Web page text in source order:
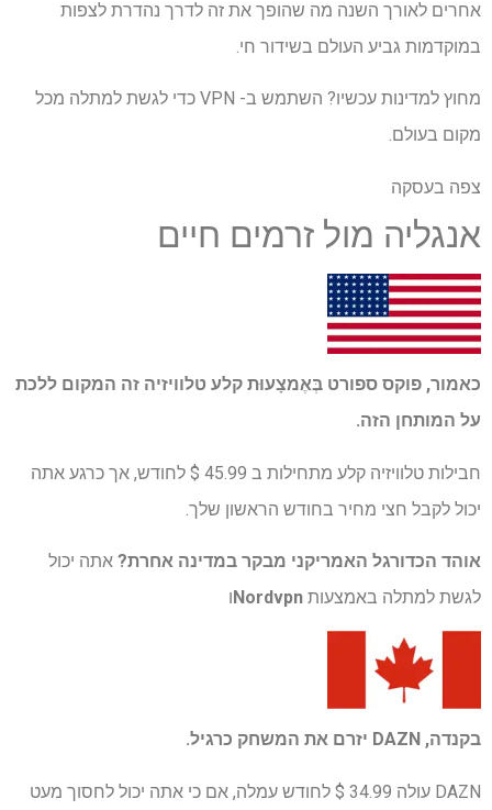
אחרים לאורך השנה מה שהופך את זה לדרך נהדרת לצפות
במוקדמות גביע העולם בשידור חי.
מחוץ למדינות עכשיו? השתמש ב- VPN כדי לגשת למתלה מכל
מקום בעולם.
צפה בעסקה
אנגליה מול זרמים חיים
כאמור, פוקס ספורט בְּאֶמצָעוּת קלע טלוויזיה זה המקום ללכת
על המותחן הזה.
חבילות טלוויזיה קלע מתחילות ב 45.99 $ לחודש, אך כרגע אתה
יכול לקבל חצי מחיר בחודש הראשון שלך.
אוהד הכדורגל האמריקני מבקר במדינה אחרת? אתה יכול
לגשת למתלה באמצעות Nordvpnו
בקנדה, DAZN יזרם את המשחק כרגיל.
DAZN עולה 34.99 $ לחודש עמלה, אם כי אתה יכול לחסוך מעט